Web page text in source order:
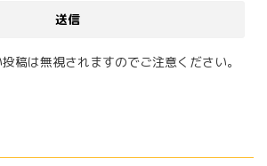
稿は無視されますのでご注意ください。